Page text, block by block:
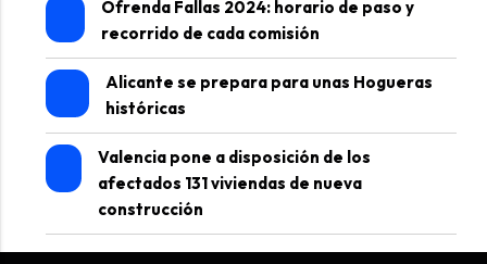
Ofrenda Fallas 2024: horario de paso y
recorrido de cada comisión
Alicante se prepara para unas Hogueras
históricas
Valencia pone a disposición de los
afectados 131 viviendas de nueva
construcción